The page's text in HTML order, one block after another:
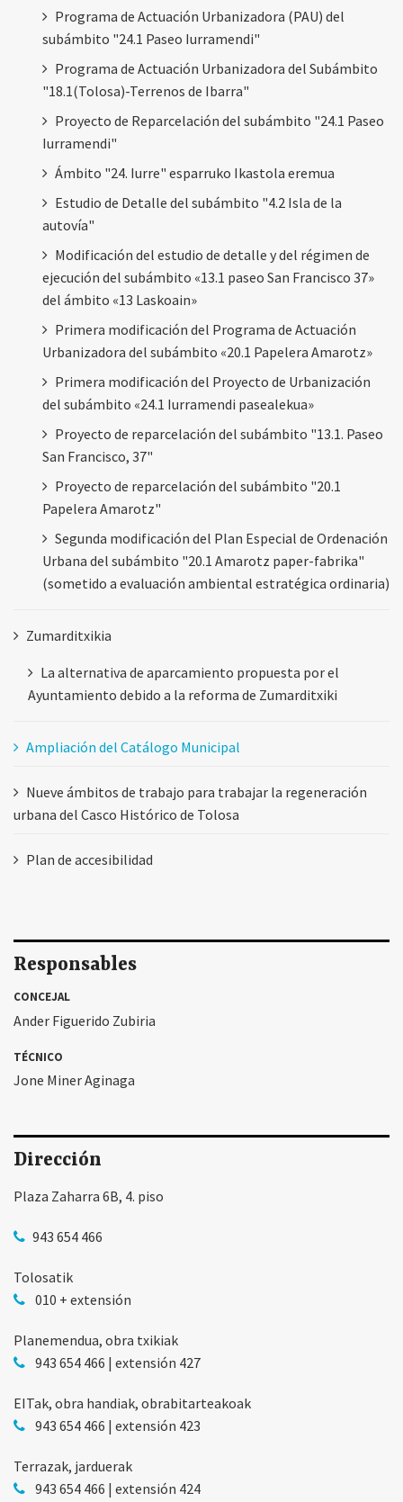
Programa de Actuación Urbanizadora (PAU) del
subámbito "24.1 Paseo Iurramendi"
Programa de Actuación Urbanizadora del Subámbito
"18.1(Tolosa)-Terrenos de Ibarra"
Proyecto de Reparcelación del subámbito "24.1 Paseo
Iurramendi"
Ámbito "24. Iurre" esparruko Ikastola eremua
Estudio de Detalle del subámbito "4.2 Isla de la
autovía"
Modificación del estudio de detalle y del régimen de
ejecución del subámbito «13.1 paseo San Francisco 37»
del ámbito «13 Laskoain»
Primera modificación del Programa de Actuación
Urbanizadora del subámbito «20.1 Papelera Amarotz»
Primera modificación del Proyecto de Urbanización
del subámbito «24.1 Iurramendi pasealekua»
Proyecto de reparcelación del subámbito "13.1. Paseo
San Francisco, 37"
Proyecto de reparcelación del subámbito "20.1
Papelera Amarotz"
Segunda modificación del Plan Especial de Ordenación
Urbana del subámbito "20.1 Amarotz paper-fabrika"
(sometido a evaluación ambiental estratégica ordinaria)
Zumarditxikia
La alternativa de aparcamiento propuesta por el
Ayuntamiento debido a la reforma de Zumarditxiki
Ampliación del Catálogo Municipal
Nueve ámbitos de trabajo para trabajar la regeneración
urbana del Casco Histórico de Tolosa
Plan de accesibilidad
Responsables
CONCEJAL
Ander Figuerido Zubiria
TÉCNICO
Jone Miner Aginaga
Dirección
Plaza Zaharra 6B, 4. piso
943 654 466
Tolosatik
010 + extensión
Planemendua, obra txikiak
943 654 466 | extensión 427
EITak, obra handiak, obrabitarteakoak
943 654 466 | extensión 423
Terrazak, jarduerak
943 654 466 | extensión 424